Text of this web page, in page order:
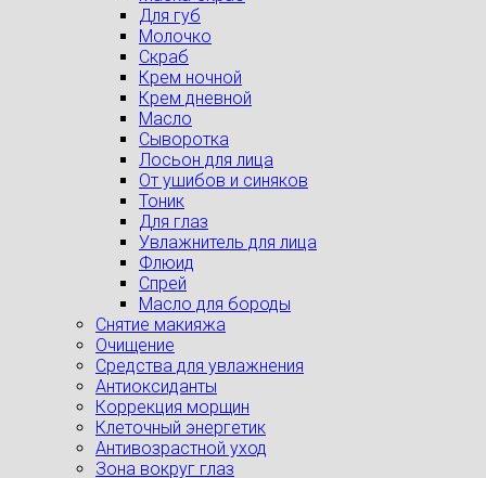
Для губ
Молочко
Скраб
Крем ночной
Крем дневной
Масло
Сыворотка
Лосьон для лица
От ушибов и синяков
Тоник
Для глаз
Увлажнитель для лица
Флюид
Спрей
Масло для бороды
Снятие макияжа
Очищение
Средства для увлажнения
Антиоксиданты
Коррекция морщин
Клеточный энергетик
Антивозрастной уход
Зона вокруг глаз